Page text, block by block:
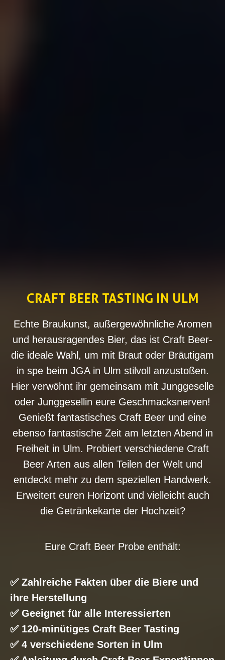
CRAFT BEER TASTING IN ULM
Echte Braukunst, außergewöhnliche Aromen
und herausragendes Bier, das ist Craft Beer-
die ideale Wahl, um mit Braut oder Bräutigam
in spe beim JGA in Ulm stilvoll anzustoßen.
Hier verwöhnt ihr gemeinsam mit Junggeselle
oder Junggesellin eure Geschmacksnerven!
Genießt fantastisches Craft Beer und eine
ebenso fantastische Zeit am letzten Abend in
Freiheit in Ulm. Probiert verschiedene Craft
Beer Arten aus allen Teilen der Welt und
entdeckt mehr zu dem speziellen Handwerk.
Erweitert euren Horizont und vielleicht auch
die Getränkekarte der Hochzeit?
Eure Craft Beer Probe enthält:
✅ Zahlreiche Fakten über die Biere und
ihre Herstellung
✅ Geeignet für alle Interessierten
✅ 120-minütiges Craft Beer Tasting
✅ 4 verschiedene Sorten in Ulm